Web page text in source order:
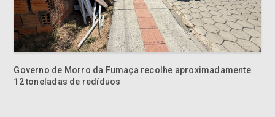
Governo de Morro da Fumaça recolhe aproximadamente
12 toneladas de redíduos